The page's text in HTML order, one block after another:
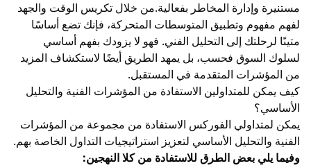
مستنيرة وإدارة المخاطر بفعالية.من خلال تكريس الوقت والجهد
لفهم مفهوم وتطبيق المتوسطات المتحركة، فإنك تضع أساسًا
متينًا لرحلتك إلى التحليل الفني. فهو لا يزودك بفهم أساسي
لسلوك السوق فحسب، بل يمهد الطريق أيضًا لاستكشاف المزيد
من المؤشرات المتقدمة في المستقبل.
كيف يمكن للمتداولين الاستفادة من المؤشرات الفنية والتحليل
الأساسي؟
يمكن لمتداولي الفوركس الاستفادة من مجموعة من المؤشرات
الفنية والتحليل الأساسي لتعزيز استراتيجيات التداول الخاصة بهم.
وفيما يلي بعض الطرق للاستفادة من كلا النهجين: